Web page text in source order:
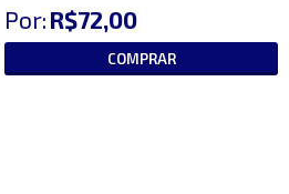
Por: R$72,00
COMPRAR